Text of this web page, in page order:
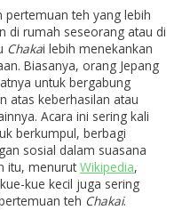
pertemuan teh yang lebih
di rumah seseorang atau di
Chakai lebih menekankan
Biasanya, orang Jepang
untuk bergabung
atas keberhasilan atau
Acara ini sering kali
berkumpul, berbagi
sosial dalam suasana
itu, menurutWikipedia,
kue kecil juga sering
teh Chakai.